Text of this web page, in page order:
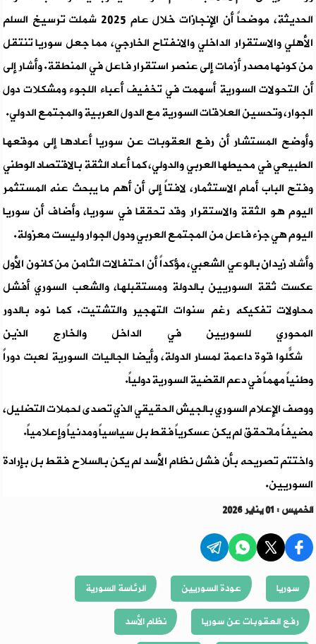
الحديثة، موضحاً أن الإنجازات خلال عام 2025 شملت ترسيخ السلم
الأهلي والاستقرار الداخلي والانفتاح الخارجي، مما جعل سوريا تنتقل
من كونها مصدر أزمات إلى عنصر استقرار فاعل في المنطقة. وأشار إلى
أن التحولات السورية أسهمت في تخفيف أعباء اللجوء ومشكلات دول
الجوار، وتحسين العلاقات السورية مع الدول العربية والمجتمع الدولي.
وأوضح المستشار أن رفع العقوبات عن سوريا أعادها إلى موقعها
الطبيعي في محيطها العربي والدولي، كما أعاد الثقة بالاقتصاد الوطني
وفتح الباب أمام الاستثمار، لافتاً إلى أن أهم ما يبحث عنه المستثمر
اليوم هو الثقة والاستقرار وقد تحققا في سوريا، وأضاف أن سوريا
اليوم هي جزء فاعل من المجتمع العربي ودول الجوار وليست معزولة.
وأشاد زيدان بالوعي الشعبي، مؤكداً أن احتفالات الثامن من كانون الأول
عكست ثقة السوريين بالدولة ومستقبلها، والشعب السوري أفشل
محاولات تفكيكه رغم سنوات التهجير والتشتيت. كما نوه بالدور
المحوري للسوريين في الداخل والخارج الذين
شكّلوا قوة داعمة لمسار الدولة، وأيضاً الجاليات السورية لعبت دوراً
وطنياً مهماً في دعم القضية السورية دولياً.
ووصف الإعلام السوري بالجيش الحقيقي الذي تصدى لحملات التضليل،
مضيفاً ماتحقق لم يكن عسكرياً فقط بل سياسياً ومدنياً وإعلامياً.
واختتم تصريحه بأن فشل نظام الأسد لم يكن بالسلاح فقط بل بإرادة
السوريين.
الخميس : 01 يناير 2026
سوريا عودة السوريين
الرئاسة السورية
رفع العقوبات عن سوريا
نظام الأسد